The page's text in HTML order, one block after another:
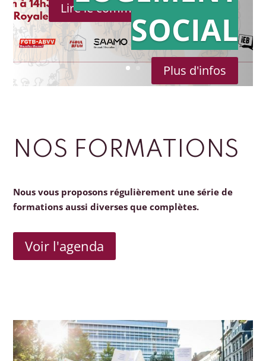
Lire le communiqué de presse
SOCIAL
Plus d'infos
NOS FORMATIONS
Nous vous proposons régulièrement une série de
formations aussi diverses que complètes.
Voir l'agenda